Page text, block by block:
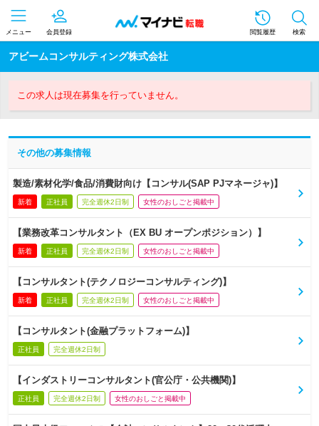
メニュー 会員登録 閲覧履歴 検索
アビームコンサルティング株式会社
この求人は現在募集を行っていません。
その他の募集情報
製造/素材化学/食品/消費財向け【コンサル(SAP PJマネージャ)】
新着 正社員 完全週休2日制 女性のおしごと掲載中
【業務改革コンサルタント（EX BU オープンポジション）】
新着 正社員 完全週休2日制 女性のおしごと掲載中
【コンサルタント(テクノロジーコンサルティング)】
新着 正社員 完全週休2日制 女性のおしごと掲載中
【コンサルタント(金融プラットフォーム)】
正社員 完全週休2日制
【インダストリーコンサルタント(官公庁・公共機関)】
正社員 完全週休2日制 女性のおしごと掲載中